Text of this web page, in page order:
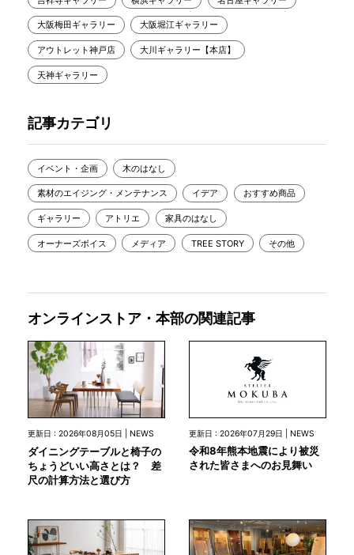
大阪梅田ギャラリー 大阪堀江ギャラリー
アウトレット神戸店 大川ギャラリー【本店】
天神ギャラリー
記事カテゴリ
イベント・企画 木のはなし
素材のエイジング・メンテナンス イデア おすすめ商品
ギャラリー アトリエ 家具のはなし
オーナーズボイス メディア TREE STORY その他
オンラインストア・本部の関連記事
更新日 : 2026年08月05日 | NEWS
ダイニングテーブルと椅子の
ちょうどいい高さとは？ 差
尺の計算方法と選び方
更新日 : 2026年07月29日 | NEWS
令和8年熊本地震により被災
された皆さまへのお見舞い